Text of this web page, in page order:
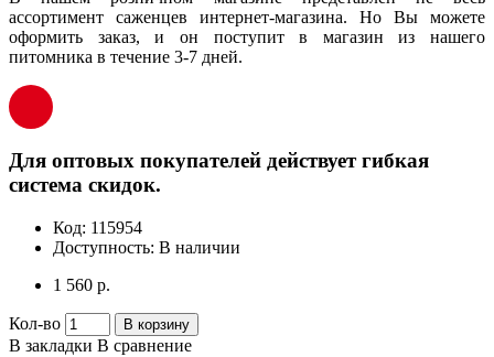
ассортимент саженцев интернет-магазина. Но Вы можете
оформить заказ, и он поступит в магазин из нашего
питомника в течение 3-7 дней.
Для оптовых покупателей действует гибкая
система скидок.
Код: 115954
Доступность: В наличии
1 560 р.
Кол-во В корзину
В закладки В сравнение